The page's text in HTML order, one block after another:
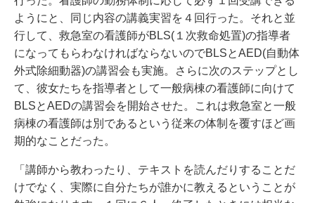
ようにと、同じ内容の講義実習を４回行った。それと並
行して、救急室の看護師がBLS(１次救命処置)の指導者
になってもらわなければならないのでBLSとAED(自動体
外式除細動器)の講習会も実施。さらに次のステップとし
て、彼女たちを指導者として一般病棟の看護師に向けて
BLSとAEDの講習会を開始させた。これは救急室と一般
病棟の看護師は別であるという従来の体制を覆すほど画
期的なことだった。
「講師から教わったり、テキストを読んだりすることだ
けでなく、実際に自分たちが誰かに教えるということが